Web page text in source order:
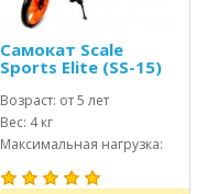
Самокат Scale
Sports Elite (SS-15)
Оранжевый + Led
фонарик
Возраст: от 5 лет
Вес: 4 кг
Максимальная нагрузка:
до 100 кг